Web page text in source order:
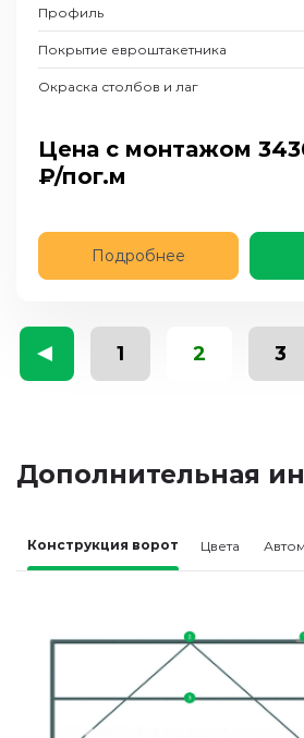
Профиль
Покрытие евроштакетника
Окраска столбов и лаг
Цена с монтажом
₽/пог.м
Подробнее
1 2 3
Дополнительная
Конструкция ворот Цвета